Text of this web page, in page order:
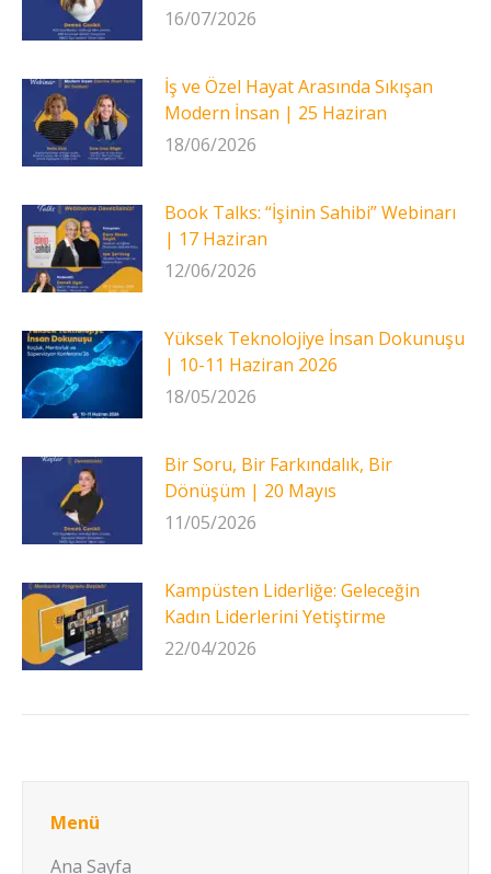
16/07/2026
İş ve Özel Hayat Arasında Sıkışan
Modern İnsan | 25 Haziran
18/06/2026
Book Talks: “İşinin Sahibi” Webinarı
| 17 Haziran
12/06/2026
Yüksek Teknolojiye İnsan Dokunuşu
| 10-11 Haziran 2026
18/05/2026
Bir Soru, Bir Farkındalık, Bir
Dönüşüm | 20 Mayıs
11/05/2026
Kampüsten Liderliğe: Geleceğin
Kadın Liderlerini Yetiştirme
22/04/2026
Menü
Ana Sayfa